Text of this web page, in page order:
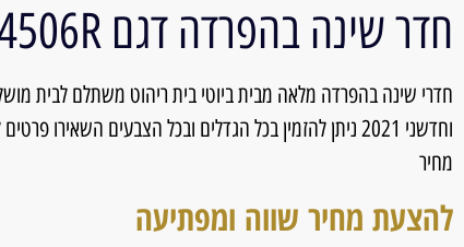
חדר שינה בהפרדה דגם 4506R
חדרי שינה בהפרדה מלאה מבית ביוטי בית ריהוט משתלם לבית
וחדשני 2021 ניתן להזמין בכל הגדלים ובכל הצבעים השאירו
מחיר
להצעת מחיר שווה ומפתיעה